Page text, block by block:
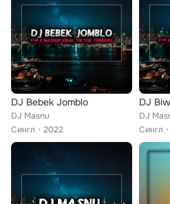
DJ Bebek Jomblo
DJ Masnu
Сингл
2022
DJ
Сингл